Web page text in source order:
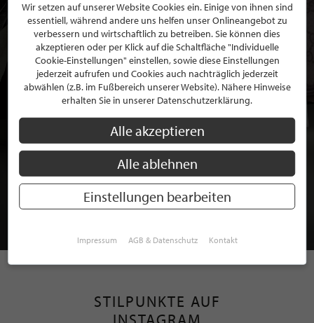
BEWERBEN SIE SICH FÜR EINE GRATIS
MITGLIEDSCHAFT BEI STILPUNKTE®
STILPUNKTE AUF
Wir setzen auf unserer Website Cookies ein. Einige von ihnen sind
essentiell, während andere uns helfen unser Onlineangebot zu
verbessern und wirtschaftlich zu betreiben. Sie können dies
akzeptieren oder per Klick auf die Schaltfläche "Individuelle
Cookie-Einstellungen" einstellen, sowie diese Einstellungen
jederzeit aufrufen und Cookies auch nachträglich jederzeit
abwählen (z.B. im Fußbereich unserer Website). Nähere Hinweise
erhalten Sie in unserer Datenschutzerklärung.
Alle akzeptieren
Alle ablehnen
Einstellungen bearbeiten
Impressum AGB & Datenschutz Kontakt